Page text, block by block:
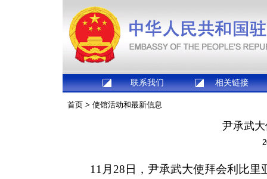
联系我们 相关链接
首页 > 使馆活动和最新信息
尹承武
11月28日，尹承武大使拜会利比